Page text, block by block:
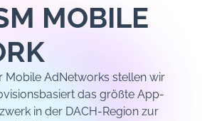
MOBILE
Mobile AdNetworks stellen wir
das größte App-
in der DACH-Region zur